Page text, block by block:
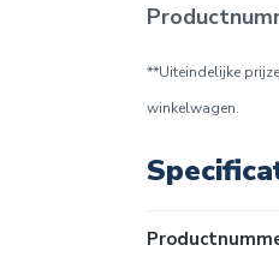
**Uiteindelijke
winkelwagen.